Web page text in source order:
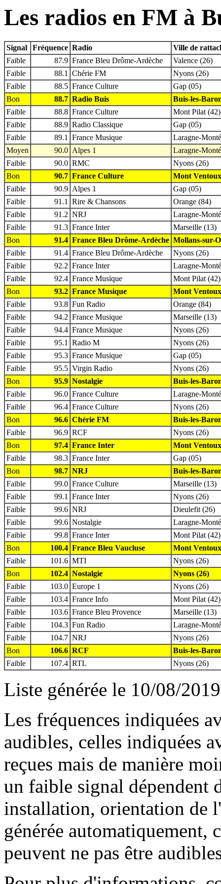
Les radios en FM à
Signal Fréquence Radio
Ville de
Faible
87.9 France Bleu Drôme-Ardèche
Valence (26)
Faible
88.1 Chérie FM
Nyons (26)
Faible
88.5 France Culture
Gap (05)
Bon
88.7 Radio Buis
Buis-les-
Faible
88.8 France Culture
Mont Pilat (42)
Faible
88.9 Radio Classique
Gap (05)
Faible
89.1 France Musique
Laragne-
Moyen
90.0 Alpes 1
Laragne-
Faible
90.0 RMC
Nyons (26)
Bon
90.7 France Culture
Mont
Faible
90.9 Alpes 1
Gap (05)
Faible
91.1 Rire & Chansons
Orange (84)
Faible
91.2 NRJ
Laragne-
Faible
91.3 France Inter
Marseille (13)
Bon
91.4 France Bleu Drôme-Ardèche Mollans-sur-
Faible
91.4 France Bleu Drôme-Ardèche
Nyons (26)
Faible
92.2 France Inter
Laragne-
Faible
92.4 France Musique
Mont Pilat (42)
Bon
93.2 France Musique
Mont
Faible
93.8 Fun Radio
Orange (84)
Faible
94.2 France Musique
Marseille (13)
Faible
94.4 France Musique
Nyons (26)
Faible
95.1 Radio M
Nyons (26)
Faible
95.3 France Musique
Gap (05)
Faible
95.5 Virgin Radio
Nyons (26)
Bon
95.9 Nostalgie
Buis-les-
Faible
96.0 France Culture
Laragne-
Faible
96.4 France Culture
Nyons (26)
Bon
96.6 Chérie FM
Buis-les-
Faible
96.9 RCF
Nyons (26)
Bon
97.4 France Inter
Mont
Faible
98.3 France Inter
Gap (05)
Bon
98.7 NRJ
Buis-les-
Faible
99.0 France Culture
Marseille (13)
Faible
99.1 France Inter
Nyons (26)
Faible
99.6 NRJ
Dieulefit (26)
Faible
99.6 Nostalgie
Laragne-
Faible
99.8 France Inter
Mont Pilat (42)
Bon
100.4 France Bleu Vaucluse
Mont
Faible
101.6 MTI
Nyons (26)
Bon
102.4 Nostalgie
Nyons (26)
Faible
103.0 Europe 1
Nyons (26)
Faible
103.4 France Info
Mont Pilat (42)
Faible
103.6 France Bleu Provence
Marseille (13)
Faible
104.3 Fun Radio
Laragne-
Faible
104.7 NRJ
Nyons (26)
Bon
106.6 RCF
Buis-les-
Faible
107.4 RTL Nyons (26)
Liste générée le 10/08/
Les fréquences indiquées
audibles, celles indiquées
reçues mais de manière
un faible signal dépendent
installation, orientation de
générée automatiquement,
peuvent ne pas être